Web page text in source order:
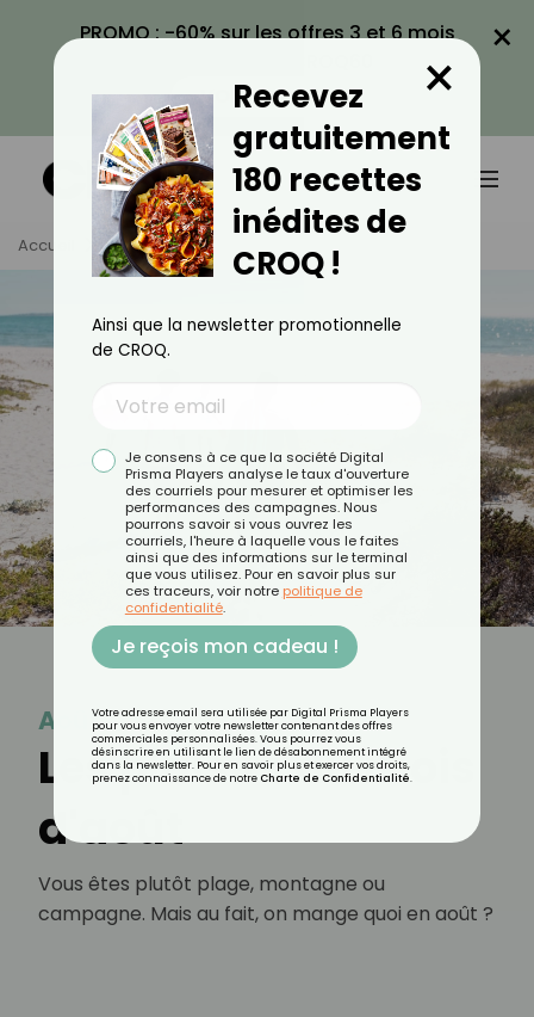
PROMO : -60% sur les offres 3 et 6 mois
VOIR LA PROMO
×
Accueil Tag Août
Août
Les plaisirs du mois
d'août
Vous êtes plutôt plage, montagne ou
campagne. Mais au fait, on mange quoi en août ?
Recevez
gratuitement
180 recettes
inédites de
CROQ !
×
Ainsi que la newsletter promotionnelle
de CROQ.
Je consens à ce que la société Digital
Prisma Players analyse le taux d'ouverture
des courriels pour mesurer et optimiser les
performances des campagnes. Nous
pourrons savoir si vous ouvrez les
courriels, l'heure à laquelle vous le faites
ainsi que des informations sur le terminal
que vous utilisez. Pour en savoir plus sur
ces traceurs, voir notre politique de
confidentialité.
Je reçois mon cadeau !
Votre adresse email sera utilisée par Digital Prisma Players
pour vous envoyer votre newsletter contenant des offres
commerciales personnalisées. Vous pourrez vous
désinscrire en utilisant le lien de désabonnement intégré
dans la newsletter. Pour en savoir plus et exercer vos droits,
prenez connaissance de notre Charte de Confidentialité.